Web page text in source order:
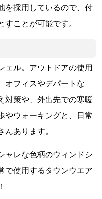
を採用しているので、付
すことが可能です。
ェル。アウトドアの使用
オフィスやデパートな
対策や、外出先での寒暖
やウォーキングと、日常
んあります。
ャレな色柄のウィンドシ
で使用するタウンウエア